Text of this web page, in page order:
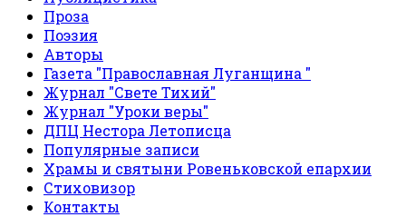
Проза
Поэзия
Авторы
Газета "Православная Луганщина "
Журнал "Свете Тихий"
Журнал "Уроки веры"
ДПЦ Нестора Летописца
Популярные записи
Храмы и святыни Ровеньковской епархии
Стиховизор
Контакты